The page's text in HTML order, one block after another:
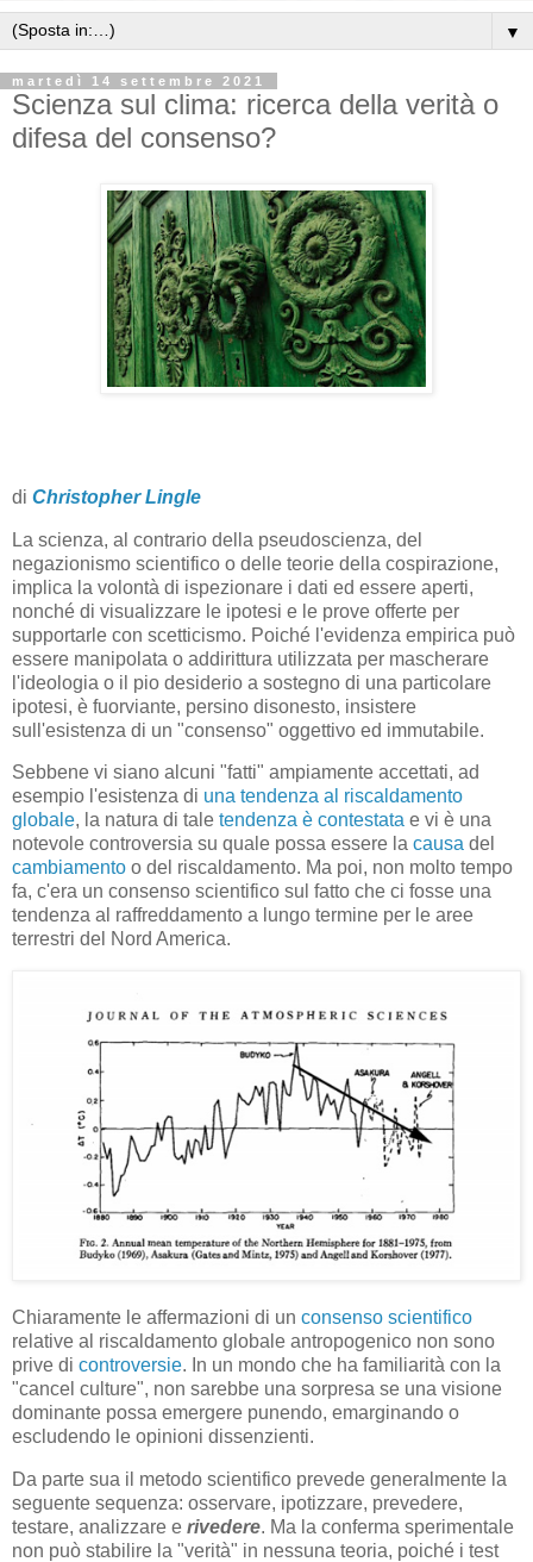
▼
martedì 14 settembre 2021
Scienza sul clima: ricerca della verità o
difesa del consenso?
di Christopher Lingle
La scienza, al contrario della pseudoscienza, del
negazionismo scientifico o delle teorie della cospirazione,
implica la volontà di ispezionare i dati ed essere aperti,
nonché di visualizzare le ipotesi e le prove offerte per
supportarle con scetticismo. Poiché l'evidenza empirica può
essere manipolata o addirittura utilizzata per mascherare
l'ideologia o il pio desiderio a sostegno di una particolare
ipotesi, è fuorviante, persino disonesto, insistere
sull'esistenza di un "consenso" oggettivo ed immutabile.
Sebbene vi siano alcuni "fatti" ampiamente accettati, ad
esempio l'esistenza di una tendenza al riscaldamento
globale, la natura di tale tendenza è contestata e vi è una
notevole controversia su quale possa essere la causa del
cambiamento o del riscaldamento. Ma poi, non molto tempo
fa, c'era un consenso scientifico sul fatto che ci fosse una
tendenza al raffreddamento a lungo termine per le aree
terrestri del Nord America.
Chiaramente le affermazioni di un consenso scientifico
relative al riscaldamento globale antropogenico non sono
prive di controversie. In un mondo che ha familiarità con la
"cancel culture", non sarebbe una sorpresa se una visione
dominante possa emergere punendo, emarginando o
escludendo le opinioni dissenzienti.
Da parte sua il metodo scientifico prevede generalmente la
seguente sequenza: osservare, ipotizzare, prevedere,
testare, analizzare e rivedere. Ma la conferma sperimentale
non può stabilire la "verità" in nessuna teoria, poiché i test